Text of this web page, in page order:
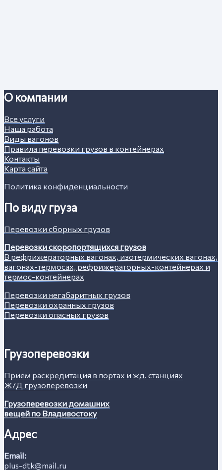
О компании
Все услуги
Наша работа
Виды вагонов
Правила перевозки грузов в контейнерах
Контакты
Карта сайта
Политика конфиденциальности
По виду груза
Перевозки сборных грузов
Перевозки скоропортящихся грузов
В рефрижераторных вагонах, изотермических вагонах,
вагонах-термосах, рефрижераторных-контейнерах и
термос-контейнерах
Перевозки негабаритных грузов
Перевозки охранных грузов
Перевозки опасных грузов
Грузоперевозки
Прием раскредитация в портах и жд. станциях
Ж/Д грузоперевозки
Грузоперевозки домашних
вещей по Владивостоку
Адрес
Email:
plus-dtk@mail.ru